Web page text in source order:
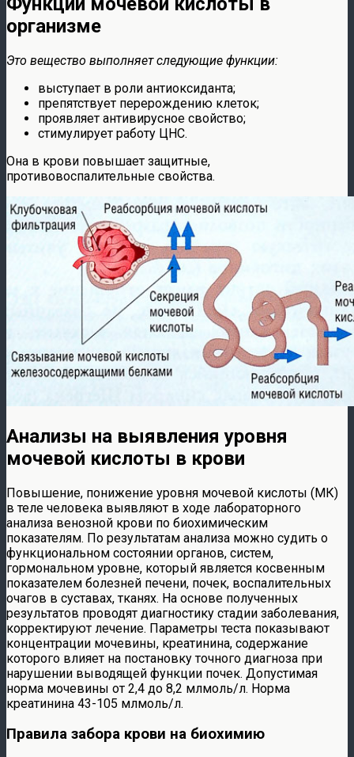
организме
Это вещество выполняет следующие функции:
выступает в роли антиоксиданта;
препятствует перерождению клеток;
проявляет антивирусное свойство;
стимулирует работу ЦНС.
Она в крови повышает защитные,
противовоспалительные свойства.
Анализы на выявления уровня
мочевой кислоты в крови
Повышение, понижение уровня мочевой кислоты (МК)
в теле человека выявляют в ходе лабораторного
анализа венозной крови по биохимическим
показателям. По результатам анализа можно судить о
функциональном состоянии органов, систем,
гормональном уровне, который является косвенным
показателем болезней печени, почек, воспалительных
очагов в суставах, тканях. На основе полученных
результатов проводят диагностику стадии заболевания,
корректируют лечение. Параметры теста показывают
концентрации мочевины, креатинина, содержание
которого влияет на постановку точного диагноза при
нарушении выводящей функции почек. Допустимая
норма мочевины от 2,4 до 8,2 млмоль/л. Норма
креатинина 43-105 млмоль/л.
Правила забора крови на биохимию